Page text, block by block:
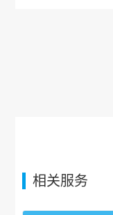
相关服务